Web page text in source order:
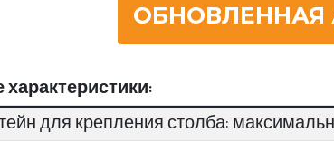
ОБНОВЛЕННАЯ
для крепления столба: